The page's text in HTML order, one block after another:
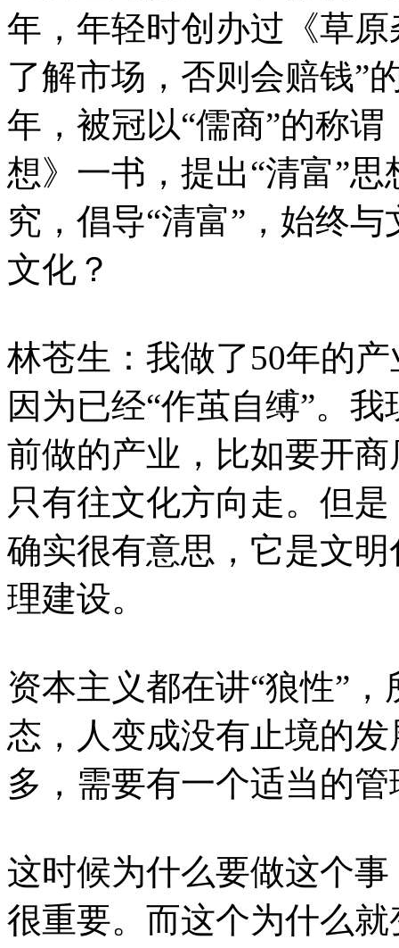
年，年轻时创办过《草
了解市场，否则会赔钱”
年，被冠以“儒商”的称
想》一书，提出“清富”
究，倡导“清富”，始终
文化？
林苍生：我做了50年的
因为已经“作茧自缚”。
前做的产业，比如要开
只有往文化方向走。但
确实很有意思，它是文
理建设。
资本主义都在讲“狼性”
态，人变成没有止境的
多，需要有一个适当的管
这时候为什么要做这个
很重要。而这个为什么